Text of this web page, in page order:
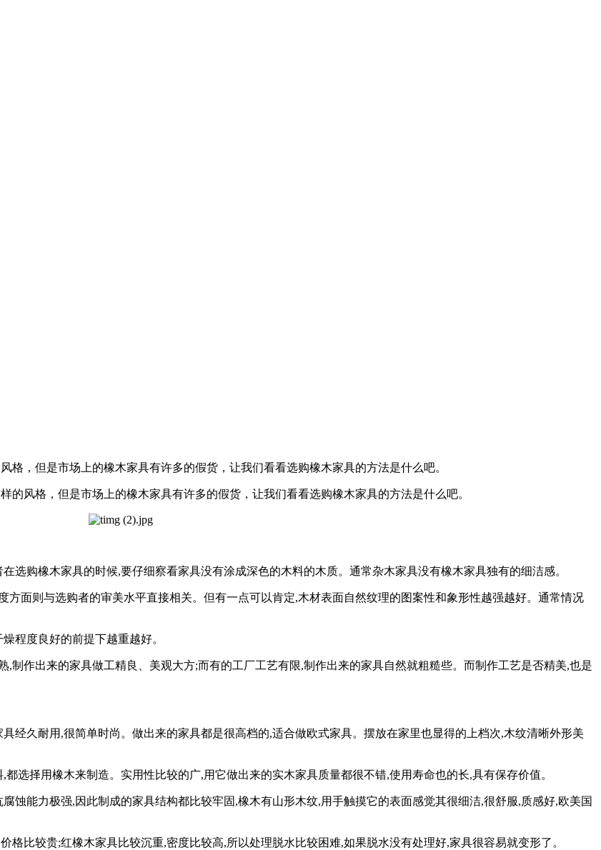
，但是市场上的橡木家具有许多的假货，让我们看看选购橡木家具的方法是什么吧。
风格，但是市场上的橡木家具有许多的假货，让我们看看选购橡木家具的方法是什么吧。
购橡木家具的时候,要仔细察看家具没有涂成深色的木料的木质。通常杂木家具没有橡木家具独有的细洁感。
面则与选购者的审美水平直接相关。但有一点可以肯定,木材表面自然纹理的图案性和象形性越强越好。通常情况
程度良好的前提下越重越好。
作出来的家具做工精良、美观大方;而有的工厂工艺有限,制作出来的家具自然就粗糙些。而制作工艺是否精美,也是
久耐用,很简单时尚。做出来的家具都是很高档的,适合做欧式家具。摆放在家里也显得的上档次,木纹清晰外形美
择用橡木来制造。实用性比较的广,用它做出来的实木家具质量都很不错,使用寿命也的长,具有保存价值。
能力极强,因此制成的家具结构都比较牢固,橡木有山形木纹,用手触摸它的表面感觉其很细洁,很舒服,质感好,欧美国
比较贵;红橡木家具比较沉重,密度比较高,所以处理脱水比较困难,如果脱水没有处理好,家具很容易就变形了。